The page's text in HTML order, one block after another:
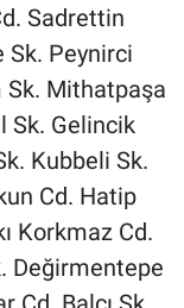
Sadrettin
Sk. Peynirci
Sk. Mithatpaşa
Sk. Gelincik
Kubbeli Sk.
Cd. Hatip
Korkmaz Cd.
Değirmentepe